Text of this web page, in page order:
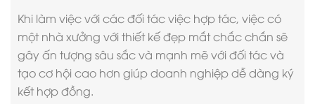
Khi làm việc với các đối tác việc hợp tác, việc có
một nhà xưởng với thiết kế đẹp mắt chắc chắn sẽ
gây ấn tượng sâu sắc và mạnh mẽ với đối tác và
tạo cơ hội cao hơn giúp doanh nghiệp dễ dàng ký
kết hợp đồng.